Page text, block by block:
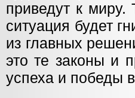
приведут к миру.
ситуация будет
из главных
это те законы и
успеха и победы